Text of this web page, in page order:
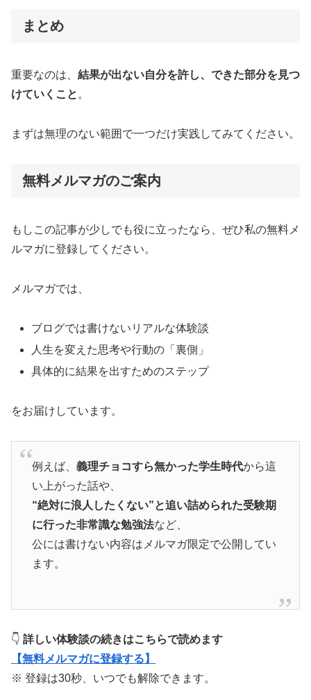
まとめ
重要なのは、 結果が出ない自分を許し、できた部分を見つ
けていくこと 。
まずは無理のない範囲で一つだけ実践してみてください。
無料メルマガのご案内
もしこの記事が少しでも役に立ったなら、ぜひ私の無料メ
ルマガに登録してください。
メルマガでは、
ブログでは書けないリアルな体験談
人生を変えた思考や行動の「裏側」
具体的に結果を出すためのステップ
をお届けしています。
例えば、 義理チョコすら無かった学生時代から這
い上がった話や、
“絶対に浪人したくない”と追い詰められた受験期
に行った非常識な勉強法など、
公には書けない内容はメルマガ限定で公開してい
ます。
👇 詳しい体験談の続きはこちらで読めます
【無料メルマガに登録する】
※ 登録は30秒、いつでも解除できます。